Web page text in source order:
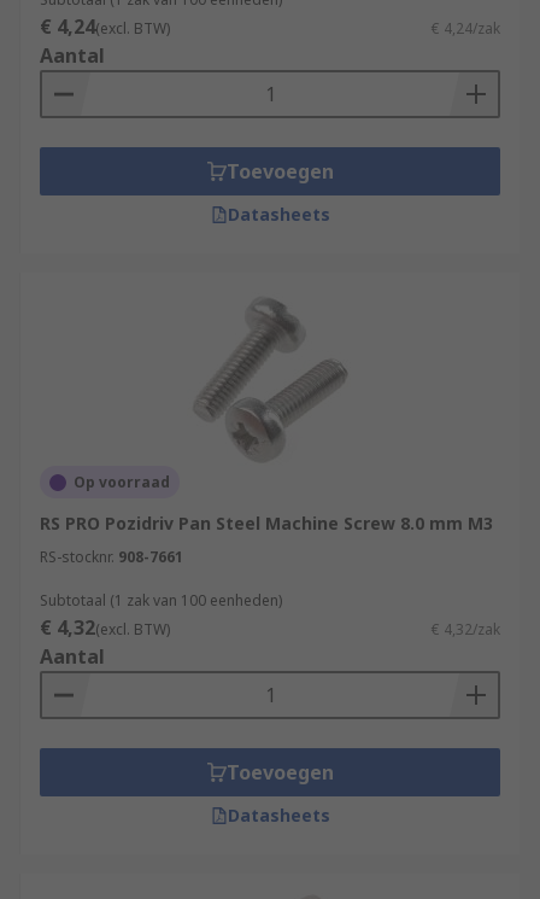
€ 4,24(excl. BTW) € 4,24/zak
Aantal
Toevoegen
Datasheets
Op voorraad
RS PRO Pozidriv Pan Steel Machine Screw 8.0 mm M3
RS-stocknr. 908-7661
Subtotaal (1 zak van 100 eenheden)
€ 4,32(excl. BTW) € 4,32/zak
Aantal
Toevoegen
Datasheets